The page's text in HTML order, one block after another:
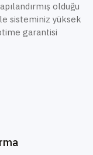
olduğu
sisteminiz yüksek
garantisi